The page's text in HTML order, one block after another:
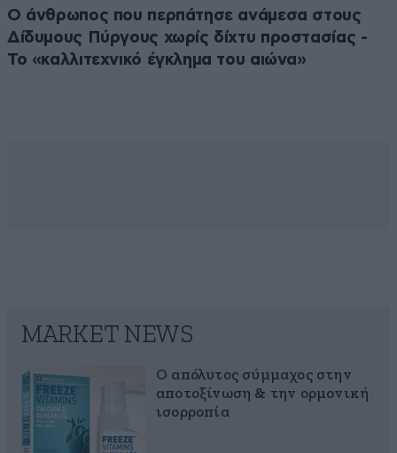
Ο άνθρωπος που περπάτησε ανάμεσα στους
Δίδυμους Πύργους χωρίς δίχτυ προστασίας -
Το «καλλιτεχνικό έγκλημα του αιώνα»
MARKET NEWS
Ο απόλυτος σύμμαχος στην
αποτοξίνωση & την ορμονική
ισορροπία